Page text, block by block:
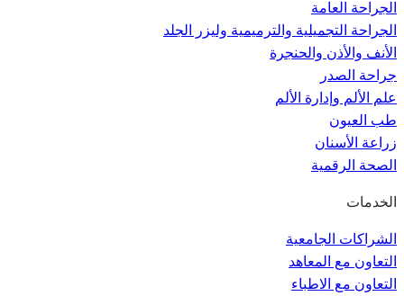
الجراحة العامة
الجراحة التجميلية والترميمية وليزر الجلد
الأنف والأذن والحنجرة
جراحة الصدر
علم الألم وإدارة الألم
طب العيون
زراعة الأسنان
الصحة الرقمية
الخدمات
الشراكات الجامعية
التعاون مع المعاهد
التعاون مع الاطباء